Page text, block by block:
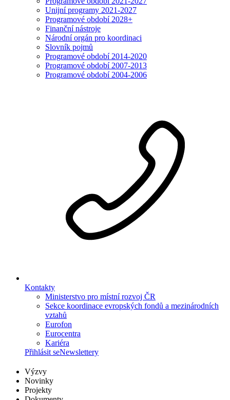
Unijní programy 2021-2027
Programové období 2028+
Finanční nástroje
Národní orgán pro koordinaci
Slovník pojmů
Programové období 2014-2020
Programové období 2007-2013
Programové období 2004-2006
Kontakty
Ministerstvo pro místní rozvoj ČR
Sekce koordinace evropských fondů a mezinárodních
vztahů
Eurofon
Eurocentra
Kariéra
Přihlásit seNewslettery
Výzvy
Novinky
Projekty